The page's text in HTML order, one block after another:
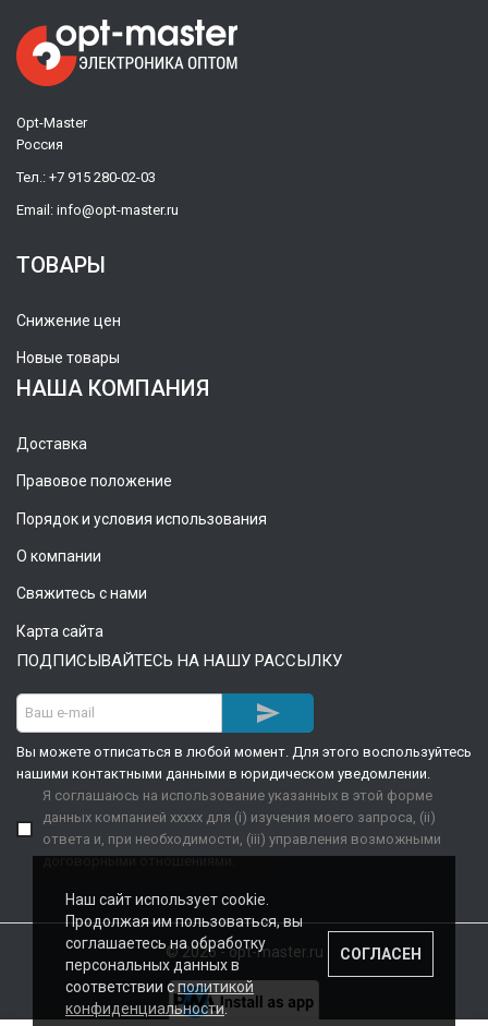
Opt-Master
Россия
Тел.: +7 915 280-02-03
Email: info@opt-master.ru
ТОВАРЫ
Снижение цен
Новые товары
НАША КОМПАНИЯ
Доставка
Правовое положение
Порядок и условия использования
О компании
Свяжитесь с нами
Карта сайта
ПОДПИСЫВАЙТЕСЬ НА НАШУ РАССЫЛКУ

Вы можете отписаться в любой момент. Для этого воспользуйтесь
нашими контактными данными в юридическом уведомлении.
Я соглашаюсь на использование указанных в этой форме
данных компанией xxxxx для (i) изучения моего запроса, (ii)
ответа и, при необходимости, (iii) управления возможными
договорными отношениями.
© 2026 - opt-master.ru
Наш сайт использует cookie.
Продолжая им пользоваться, вы
соглашаетесь на обработку
персональных данных в
соответствии сполитикой
конфиденциальности.
СОГЛАСЕН